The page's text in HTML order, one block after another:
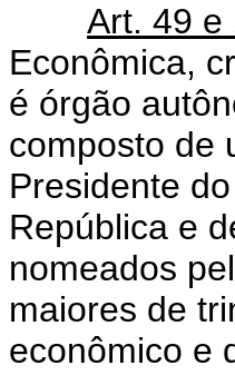
Art. 49 e
Econômica,
é órgão
composto de
Presidente
República e
nomeados
maiores de
econômico e